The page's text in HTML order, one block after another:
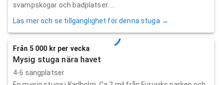
svampskogar och badplatser. ...
Läs mer och se tillgänglighet för denna stuga →
Från 5 000 kr per vecka
Mysig stuga nära havet
4-6 sängplatser